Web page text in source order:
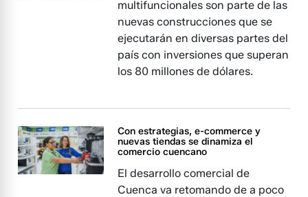
multifuncionales son parte de las
nuevas construcciones que se
ejecutarán en diversas partes del
país con inversiones que superan
los 80 millones de dólares.
Con estrategias, e-commerce y
nuevas tiendas se dinamiza el
comercio cuencano
El desarrollo comercial de
Cuenca va retomando de a poco